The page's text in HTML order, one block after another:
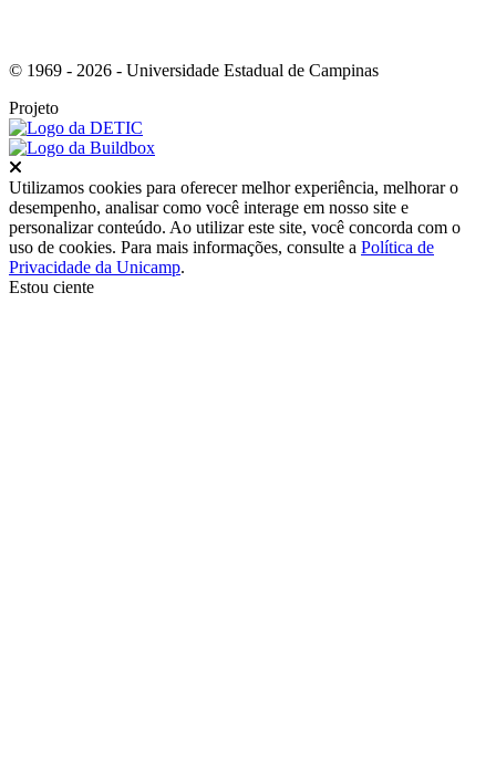
© 1969 - 2026 - Universidade Estadual de Campinas
Projeto
Utilizamos cookies para oferecer melhor experiência, melhorar o
desempenho, analisar como você interage em nosso site e
personalizar conteúdo. Ao utilizar este site, você concorda com o
uso de cookies. Para mais informações, consulte a Política de
Privacidade da Unicamp.
Estou ciente